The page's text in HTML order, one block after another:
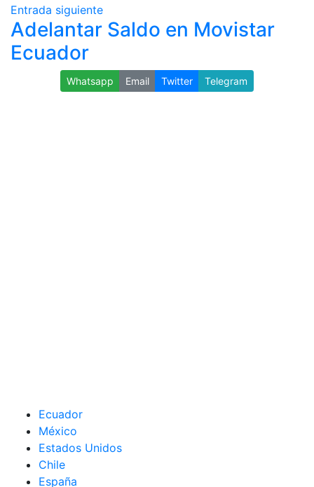
Entrada siguiente
Adelantar Saldo en Movistar
Ecuador
Whatsapp Email Twitter Telegram
Ecuador
México
Estados Unidos
Chile
España